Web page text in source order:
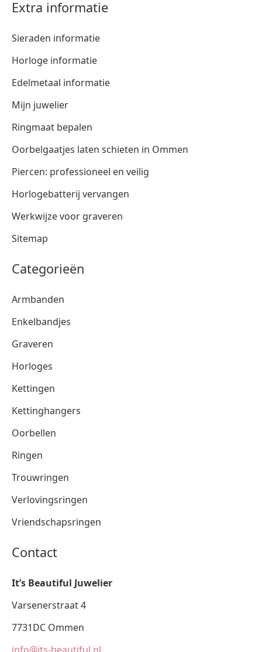
Extra informatie
Sieraden informatie
Horloge informatie
Edelmetaal informatie
Mijn juwelier
Ringmaat bepalen
Oorbelgaatjes laten schieten in Ommen
Piercen: professioneel en veilig
Horlogebatterij vervangen
Werkwijze voor graveren
Sitemap
Categorieën
Armbanden
Enkelbandjes
Graveren
Horloges
Kettingen
Kettinghangers
Oorbellen
Ringen
Trouwringen
Verlovingsringen
Vriendschapsringen
Contact
It’s Beautiful Juwelier
Varsenerstraat 4
7731DC Ommen